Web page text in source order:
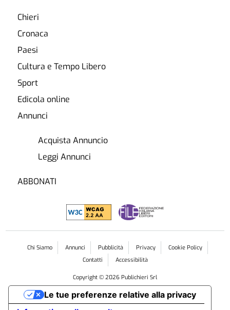
Chieri
Cronaca
Paesi
Cultura e Tempo Libero
Sport
Edicola online
Annunci
Acquista Annuncio
Leggi Annunci
ABBONATI
Chi Siamo Annunci Pubblicità Privacy
Cookie Policy
Contatti
Accessibilità
Copyright © 2026 Publichieri Srl
Le tue preferenze relative alla privacy